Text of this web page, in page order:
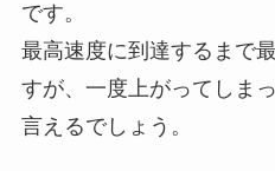
です。
最高速度に到達するまで
すが、一度上がってしま
言えるでしょう。